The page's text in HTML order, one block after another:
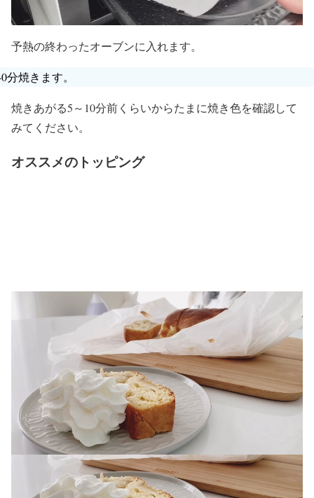
予熱の終わったオーブンに入れます。
分焼きます。
焼きあがる5～10分前くらいからたまに焼き色を確認して
みてください。
オススメのトッピング